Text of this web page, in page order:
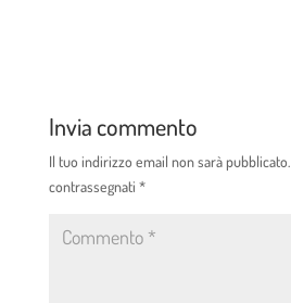
Invia commento
Il tuo indirizzo email non sarà pubblicato.
contrassegnati *